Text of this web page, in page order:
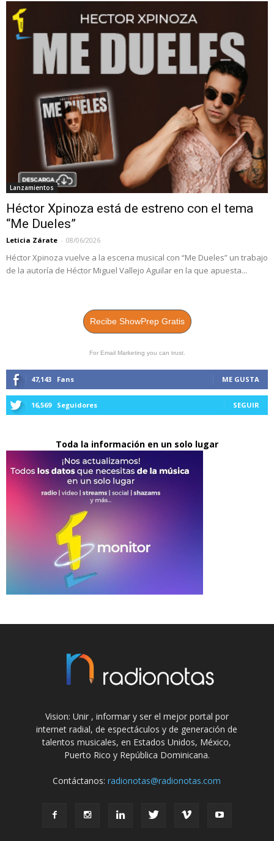
Lanzamientos
Héctor Xpinoza está de estreno con el tema
“Me Dueles”
Leticia Zárate - 08/06/2026
Héctor Xpinoza vuelve a la escena musical con “Me Dueles” un trabajo
de la autoría de Héctor Miguel Vallejo Aguilar en la que apuesta...
Recibe ShowPrep Gratis
For Email Marketing you can trust.
47,143 Fans ME GUSTA
16,569 Seguidores SEGUIR
Toda la información en un solo lugar
Vision: Unir , informar y ser el mejor portal por
internet radial, de espectáculos y de generación de
talentos musicales, en Estados Unidos, México,
Puerto Rico y República Dominicana.
Contáctanos:radionotas@radionotas.com